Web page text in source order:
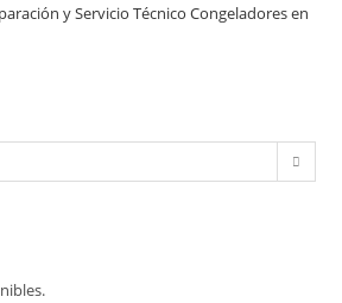
y Servicio Técnico Congeladores en